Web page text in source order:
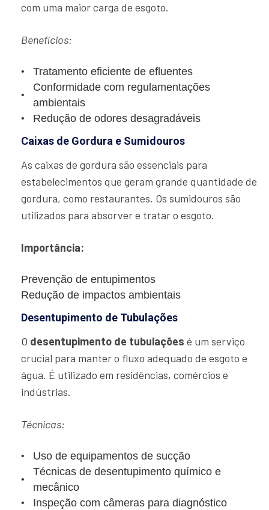
com uma maior carga de esgoto.
Benefícios:
Tratamento eficiente de efluentes
Conformidade com regulamentações
ambientais
Redução de odores desagradáveis
Caixas de Gordura e Sumidouros
As caixas de gordura são essenciais para
estabelecimentos que geram grande quantidade de
gordura, como restaurantes. Os sumidouros são
utilizados para absorver e tratar o esgoto.
Importância:
Prevenção de entupimentos
Redução de impactos ambientais
Desentupimento de Tubulações
O desentupimento de tubulações é um serviço
crucial para manter o fluxo adequado de esgoto e
água. É utilizado em residências, comércios e
indústrias.
Técnicas:
Uso de equipamentos de sucção
Técnicas de desentupimento químico e
mecânico
Inspeção com câmeras para diagnóstico